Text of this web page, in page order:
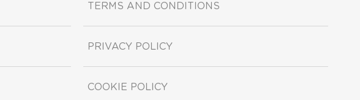
TERMS AND CONDITIONS
PRIVACY POLICY
COOKIE POLICY